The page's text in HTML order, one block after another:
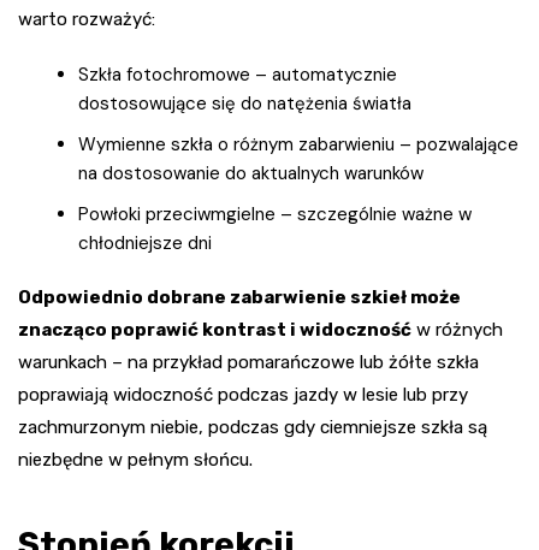
warto rozważyć:
Szkła fotochromowe – automatycznie
dostosowujące się do natężenia światła
Wymienne szkła o różnym zabarwieniu – pozwalające
na dostosowanie do aktualnych warunków
Powłoki przeciwmgielne – szczególnie ważne w
chłodniejsze dni
Odpowiednio dobrane zabarwienie szkieł może
znacząco poprawić kontrast i widoczność w różnych
warunkach – na przykład pomarańczowe lub żółte szkła
poprawiają widoczność podczas jazdy w lesie lub przy
zachmurzonym niebie, podczas gdy ciemniejsze szkła są
niezbędne w pełnym słońcu.